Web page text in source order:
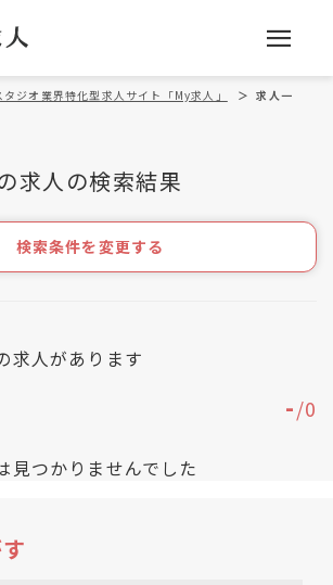
ジオ業界特化型求人サイト「My求人」 ＞ 求人一
求人の検索結果
検索条件を変更する
求人があります
-/0
見つかりませんでした